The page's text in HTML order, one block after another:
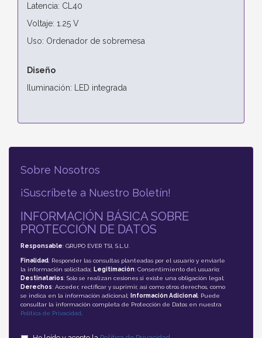
Latencia: CL40
Voltaje: 1.25 V
Uso: Ordenador de sobremesa
Diseño
Iluminación: LED integrada
Sobre Nosotros
¡Suscríbete a Nuestro Boletín!
INFORMACIÓN BÁSICA SOBRE
PROTECCIÓN DE DATOS
Responsable: GRUPO EVER TSI, S.L.U.
Finalidad: Responder las consultas planteadas por el usuario y enviarle
la información solicitada; Legitimación: Consentimiento del usuario;
Destinatarios: Solo se realizan cesiones si existe una obligación legal;
Derechos: Acceder, rectificar y suprimir, así como otros derechos, como
se indica en la información adicional;
Información Adicional: Puede
consultar la información completa de Protección de Datos en nuestra
Política de Privacidad